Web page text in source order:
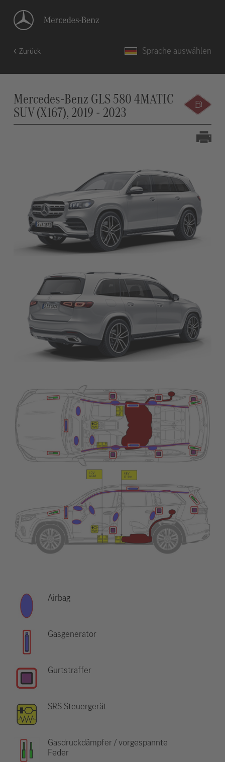
Zurück Sprache auswählen
Mercedes-Benz GLS 580 4MATIC
SUV (X167), 2019 - 2023
Airbag
Gasgenerator
Gurtstraffer
SRS Steuergerät
Gasdruckdämpfer / vorgespannte
Feder